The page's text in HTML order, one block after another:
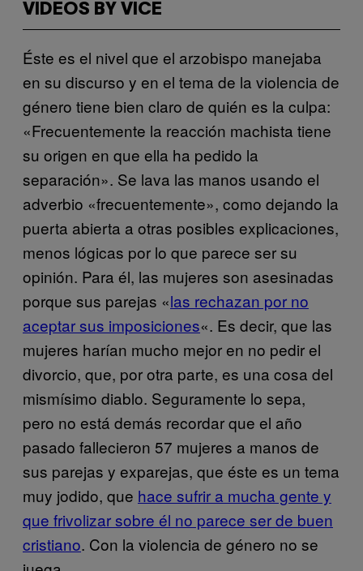
VIDEOS BY VICE
Éste es el nivel que el arzobispo manejaba
en su discurso y en el tema de la violencia de
género tiene bien claro de quién es la culpa:
«Frecuentemente la reacción machista tiene
su origen en que ella ha pedido la
separación». Se lava las manos usando el
adverbio «frecuentemente», como dejando la
puerta abierta a otras posibles explicaciones,
menos lógicas por lo que parece ser su
opinión. Para él, las mujeres son asesinadas
porque sus parejas «las rechazan por no
aceptar sus imposiciones«. Es decir, que las
mujeres harían mucho mejor en no pedir el
divorcio, que, por otra parte, es una cosa del
mismísimo diablo. Seguramente lo sepa,
pero no está demás recordar que el año
pasado fallecieron 57 mujeres a manos de
sus parejas y exparejas, que éste es un tema
muy jodido, que hace sufrir a mucha gente y
que frivolizar sobre él no parece ser de buen
cristiano. Con la violencia de género no se